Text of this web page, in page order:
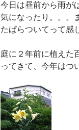
今日は昼前から雨が
気になったり。。。
たぱらついてって感
庭に２年前に植えた
ってきて、今年はつ